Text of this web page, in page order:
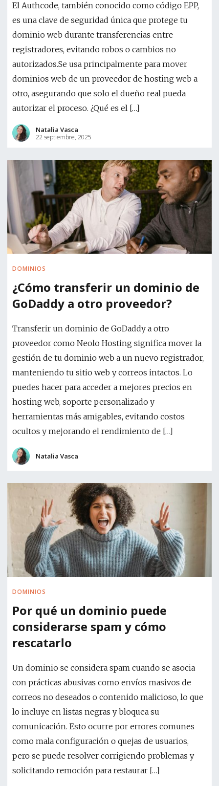
El Authcode, también conocido como código EPP,
es una clave de seguridad única que protege tu
dominio web durante transferencias entre
registradores, evitando robos o cambios no
autorizados.Se usa principalmente para mover
dominios web de un proveedor de hosting web a
otro, asegurando que solo el dueño real pueda
autorizar el proceso. ¿Qué es el […]
Natalia Vasca
22 septiembre, 2025
DOMINIOS
¿Cómo transferir un dominio de
GoDaddy a otro proveedor?
Transferir un dominio de GoDaddy a otro
proveedor como Neolo Hosting significa mover la
gestión de tu dominio web a un nuevo registrador,
manteniendo tu sitio web y correos intactos. Lo
puedes hacer para acceder a mejores precios en
hosting web, soporte personalizado y
herramientas más amigables, evitando costos
ocultos y mejorando el rendimiento de […]
Natalia Vasca
DOMINIOS
Por qué un dominio puede
considerarse spam y cómo
rescatarlo
Un dominio se considera spam cuando se asocia
con prácticas abusivas como envíos masivos de
correos no deseados o contenido malicioso, lo que
lo incluye en listas negras y bloquea su
comunicación. Esto ocurre por errores comunes
como mala configuración o quejas de usuarios,
pero se puede resolver corrigiendo problemas y
solicitando remoción para restaurar […]